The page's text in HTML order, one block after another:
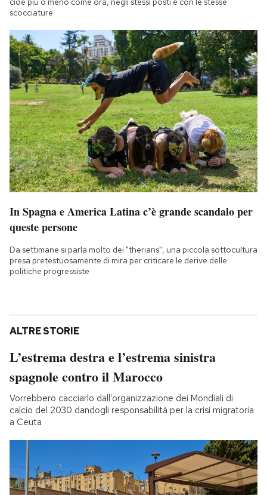
scocciature
In Spagna e America Latina c’è grande scandalo per
queste persone
Da settimane si parla molto dei "therians", una piccola sottocultura
presa pretestuosamente di mira per criticare le derive delle
politiche progressiste
ALTRE STORIE
L’estrema destra e l’estrema sinistra
spagnole contro il Marocco
Vorrebbero cacciarlo dall’organizzazione dei Mondiali di
calcio del 2030 dandogli responsabilità per la crisi migratoria
a Ceuta